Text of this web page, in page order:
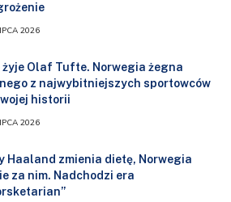
2026
żyje Olaf Tufte. Norwegia żegna
z najwybitniejszych sportowców
historii
2026
Haaland zmienia dietę, Norwegia
za nim. Nadchodzi era